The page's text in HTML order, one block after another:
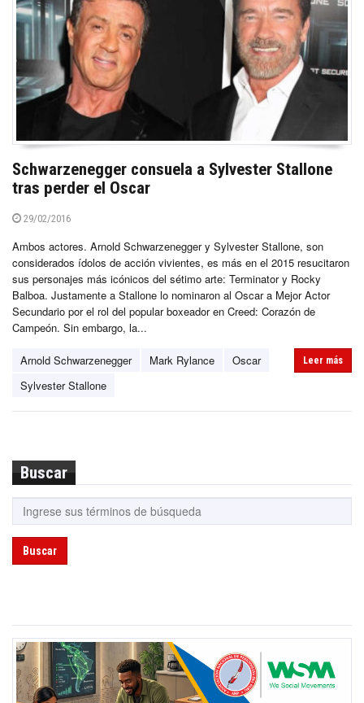
Schwarzenegger consuela a Sylvester Stallone
tras perder el Oscar
29/02/2016
Ambos actores. Arnold Schwarzenegger y Sylvester Stallone, son
considerados ídolos de acción vivientes, es más en el 2015 resucitaron
sus personajes más icónicos del sétimo arte: Terminator y Rocky
Balboa. Justamente a Stallone lo nominaron al Oscar a Mejor Actor
Secundario por el rol del popular boxeador en Creed: Corazón de
Campeón. Sin embargo, la...
Arnold Schwarzenegger Mark Rylance
Oscar
Sylvester Stallone
Leer más
Buscar
Buscar